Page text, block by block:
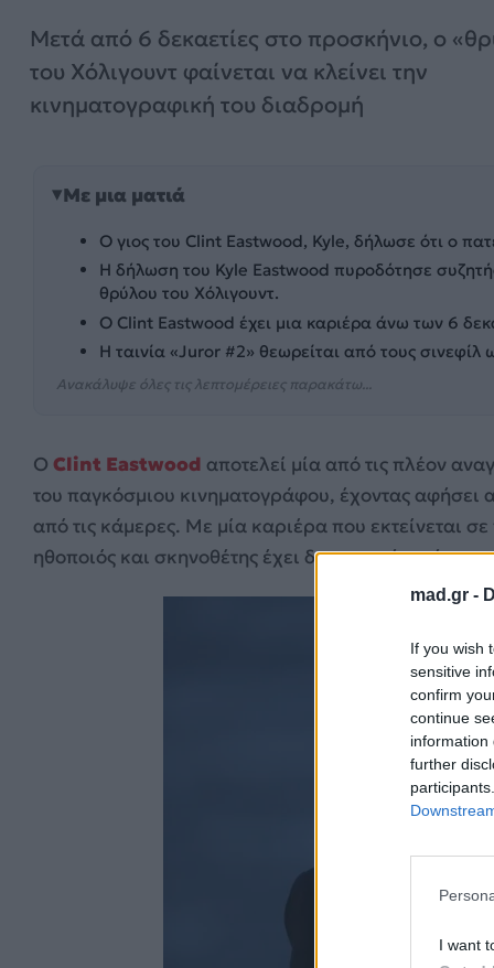
mad.gr -
If you wish
sensitive
confirm
continue
information
further
I want
Μετά από 6 δεκαετίες στο προσκήνιο, ο
του Χόλιγουντ φαίνεται να κλείνει την
κινηματογραφική του διαδρομή
Με μια ματιά
Ο γιος του Clint Eastwood, Kyle, δήλωσε ότι ο
Η δήλωση του Kyle Eastwood πυροδότησε
θρύλου του Χόλιγουντ.
Ο Clint Eastwood έχει μια καριέρα άνω των 6
Η ταινία «Juror #2» θεωρείται από τους σινεφίλ
Ανακάλυψε όλες τις λεπτομέρειες παρακάτω...
Ο Clint Eastwood αποτελεί μία από τις πλέον
του παγκόσμιου κινηματογράφου, έχοντας
από τις κάμερες. Με μία καριέρα που εκτείνεται
ηθοποιός και σκηνοθέτης έχει δημιουργήσει